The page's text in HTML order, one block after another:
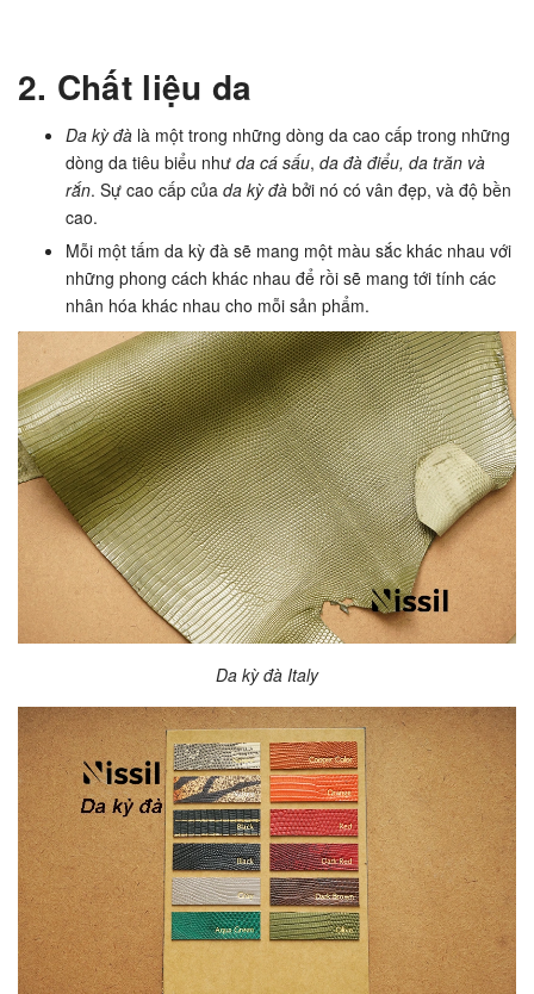
2. Chất liệu da
Da kỳ đà là một trong những dòng da cao cấp trong những
dòng da tiêu biểu như da cá sấu, da đà điểu, da trăn và
rắn. Sự cao cấp của da kỳ đà bởi nó có vân đẹp, và độ bền
cao.
Mỗi một tấm da kỳ đà sẽ mang một màu sắc khác nhau với
những phong cách khác nhau để rồi sẽ mang tới tính các
nhân hóa khác nhau cho mỗi sản phẩm.
Da kỳ đà Italy